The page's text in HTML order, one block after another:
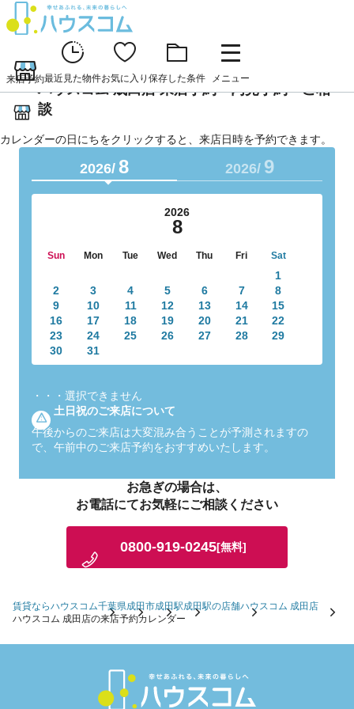
来店予約最近見た物件お気に入り 保存した条件 メニュー
ハウスコム 成田店 来店予約・内見予約・ご相
談
カレンダーの日にちをクリックすると、来店日時を予約できます。
2026/ 8 2026/ 9
2026
8
Sun Mon Tue Wed Thu Fri Sat
1
2
3 4 5 6 7
8
9
10 11 12 13 14
15
16
17 18 19 20 21
22
23
24 25 26 27 28
29
30
31
・・・ 選択できません
土日祝のご来店について
午後からのご来店は大変混み合うことが予測されますの
で、午前中のご来店予約をおすすめいたします。
お急ぎの場合は、
お電話にてお気軽にご相談ください
0800-919-0245[無料]
賃貸ならハウスコム千葉県成田市成田駅成田駅の店舗ハウスコム 成田店
ハウスコム 成田店の来店予約カレンダー